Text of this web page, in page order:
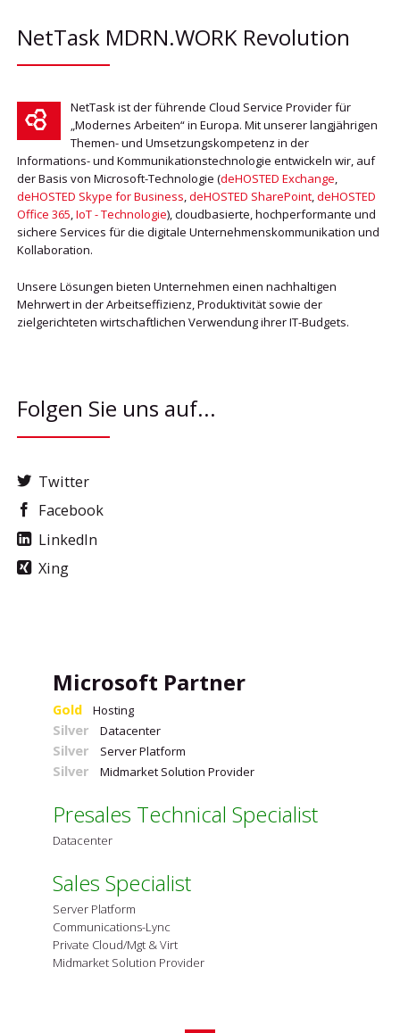
NetTask MDRN.WORK Revolution
NetTask ist der führende Cloud Service Provider für
„Modernes Arbeiten“ in Europa. Mit unserer langjährigen
Themen- und Umsetzungskompetenz in der
Informations- und Kommunikationstechnologie entwickeln wir, auf
der Basis von Microsoft-Technologie (deHOSTED Exchange,
deHOSTED Skype for Business,deHOSTED SharePoint,deHOSTED
Office 365,IoT - Technologie), cloudbasierte, hochperformante und
sichere Services für die digitale Unternehmenskommunikation und
Kollaboration.
Unsere Lösungen bieten Unternehmen einen nachhaltigen
Mehrwert in der Arbeitseffizienz, Produktivität sowie der
zielgerichteten wirtschaftlichen Verwendung ihrer IT-Budgets.
Folgen Sie uns auf...
Twitter
Facebook
LinkedIn
Xing
Microsoft Partner
Gold Hosting
Silver Datacenter
Silver Server Platform
Silver Midmarket Solution Provider
Presales Technical Specialist
Datacenter
Sales Specialist
Server Platform
Communications-Lync
Private Cloud/Mgt & Virt
Midmarket Solution Provider